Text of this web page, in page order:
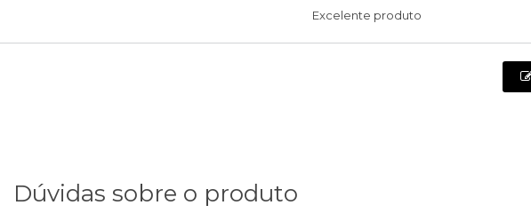
Excelente produto
Dúvidas sobre o produto